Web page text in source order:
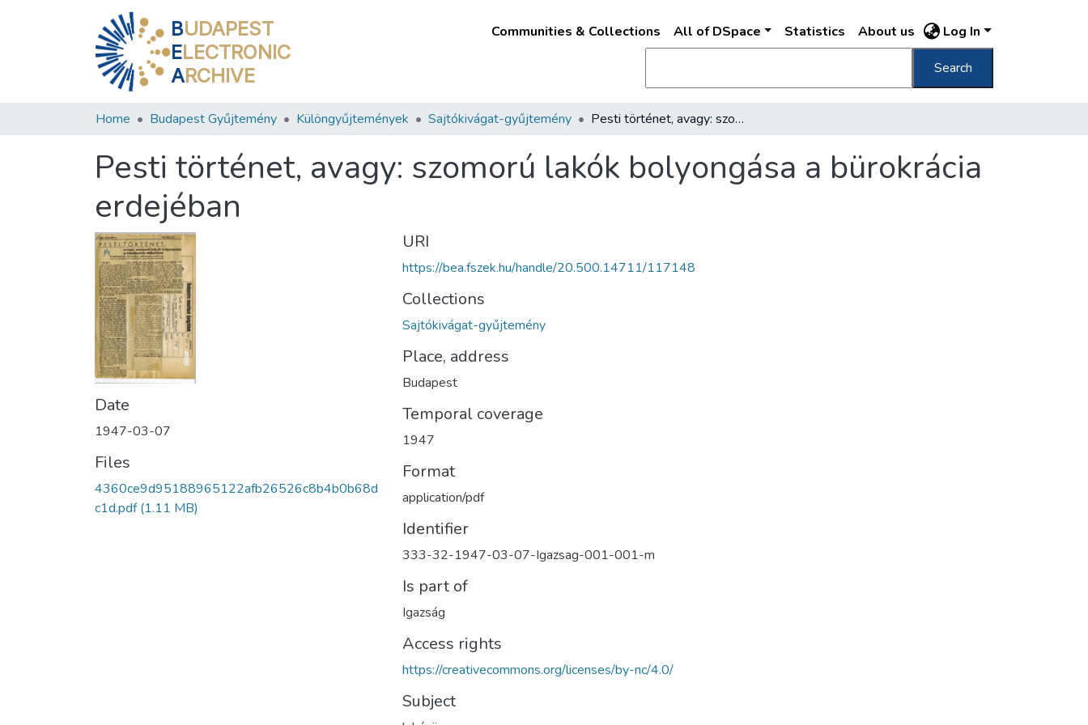
BUDAPEST
ELECTRONIC
ARCHIVE
Communities & Collections All of DSpace Statistics About us Log In
Search
Home Budapest Gyűjtemény Különgyűjtemények Sajtókivágat-gyűjtemény Pesti történet, avagy: szomorú lakók bolyongása a bürokrácia erdejéban
Pesti történet, avagy: szomorú lakók bolyongása a bürokrácia
erdejéban
Date
1947-03-07
Files
4360ce9d95188965122afb26526c8b4b0b68d
c1d.pdf(1.11 MB)
URI
https://bea.fszek.hu/handle/20.500.14711/117148
Collections
Sajtókivágat-gyűjtemény
Place, address
Budapest
Temporal coverage
1947
Format
application/pdf
Identifier
333-32-1947-03-07-Igazsag-001-001-m
Is part of
Igazság
Access rights
https://creativecommons.org/licenses/by-nc/4.0/
Subject